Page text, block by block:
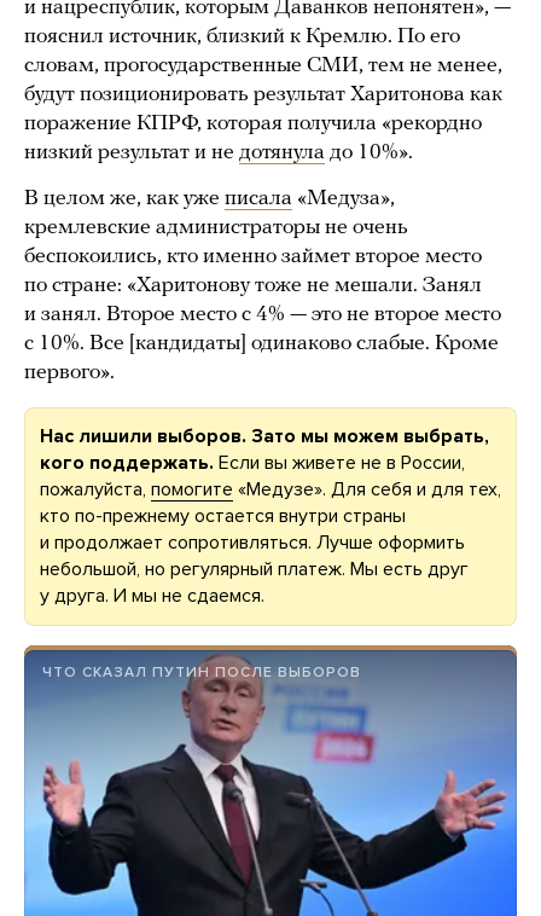
и нацреспублик, которым Даванков непонятен», —
пояснил источник, близкий к Кремлю. По его
словам, прогосударственные СМИ, тем не менее,
будут позиционировать результат Харитонова как
поражение КПРФ, которая получила «рекордно
низкий результат и не дотянула до 10%».
В целом же, как уже писала «Медуза»,
кремлевские администраторы не очень
беспокоились, кто именно займет второе место
по стране: «Харитонову тоже не мешали. Занял
и занял. Второе место с 4% — это не второе место
с 10%. Все [кандидаты] одинаково слабые. Кроме
первого».
Нас лишили выборов. Зато мы можем выбрать,
кого поддержать. Если вы живете не в России,
пожалуйста, помогите «Медузе». Для себя и для тех,
кто по-прежнему остается внутри страны
и продолжает сопротивляться. Лучше оформить
небольшой, но регулярный платеж. Мы есть друг
у друга. И мы не сдаемся.
ЧТО СКАЗАЛ ПУТИН ПОСЛЕ ВЫБОРОВ